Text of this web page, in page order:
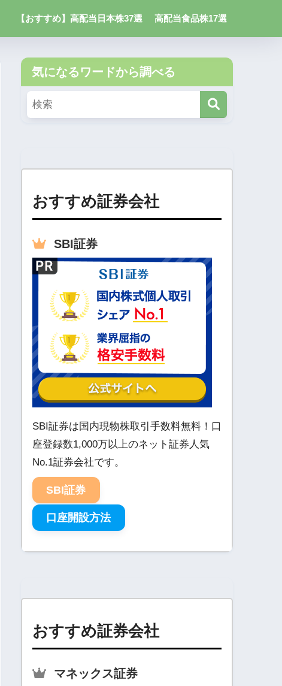
【おすすめ】高配当日本株37選 高配当食品株17選
気になるワードから調べる
おすすめ証券会社
SBI証券
SBI証券は国内現物株取引手数料無料！口
座登録数1,000万以上のネット証券人気
No.1証券会社です。
SBI証券
口座開設方法
おすすめ証券会社
マネックス証券